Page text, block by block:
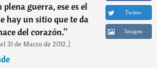
guerra, ese es el
hay un sitio que te da
del corazón.”
31 de Marzo de 2012.]
Twitter
Imagen